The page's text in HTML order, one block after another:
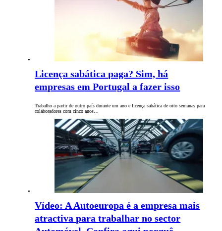
Licença sabática paga? Sim, há
empresas em Portugal a fazer isso
Trabalho a partir de outro país durante um ano e licença sabática de oito semanas para
colaboradores com cinco anos…
Vídeo: A Autoeuropa é a empresa mais
atractiva para trabalhar no sector